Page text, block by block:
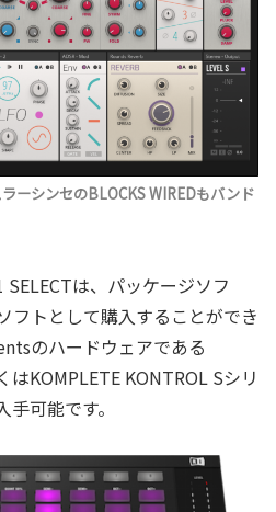
ーシンセのBLOCKS WIREDもバンド
SELECTは、パッケージソフ
フトとして購入することができ
のハードウェアである
はKOMPLETE KONTROL Sシリ
可能です。